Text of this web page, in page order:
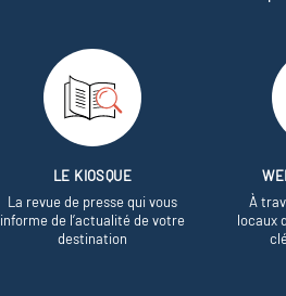
LE KIOSQUE
La revue de presse qui vous
informe de l’actualité de votre
destination
À
locaux